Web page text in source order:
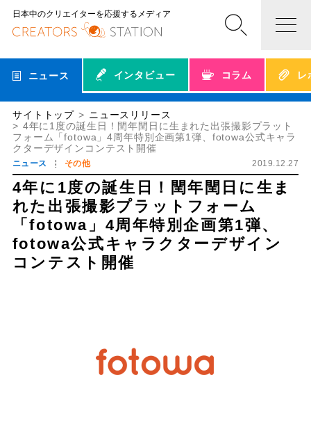
日本中のクリエイターを応援するメディア
ニュース インタビュー コラム レ
サイトトップ
ニュースリリース
4年に1度の誕生日！閏年閏日に生まれた出張撮影プラット
フォーム「fotowa」4周年特別企画第1弾、fotowa公式キャラ
クターデザインコンテスト開催
ニュース その他 2019.12.27
4年に1度の誕生日！閏年閏日に生ま
れた出張撮影プラットフォーム
「fotowa」4周年特別企画第1弾、
fotowa公式キャラクターデザイン
コンテスト開催